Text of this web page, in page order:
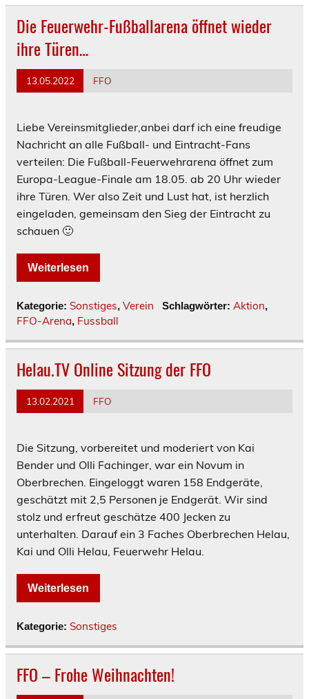
Die Feuerwehr-Fußballarena öffnet wieder
ihre Türen…
13.05.2022 FFO
Liebe Vereinsmitglieder,anbei darf ich eine freudige
Nachricht an alle Fußball- und Eintracht-Fans
verteilen: Die Fußball-Feuerwehrarena öffnet zum
Europa-League-Finale am 18.05. ab 20 Uhr wieder
ihre Türen. Wer also Zeit und Lust hat, ist herzlich
eingeladen, gemeinsam den Sieg der Eintracht zu
schauen 🙂
Weiterlesen
Kategorie: Sonstiges, Verein Schlagwörter: Aktion,
FFO-Arena, Fussball
Helau.TV Online Sitzung der FFO
13.02.2021 FFO
Die Sitzung, vorbereitet und moderiert von Kai
Bender und Olli Fachinger, war ein Novum in
Oberbrechen. Eingeloggt waren 158 Endgeräte,
geschätzt mit 2,5 Personen je Endgerät. Wir sind
stolz und erfreut geschätze 400 Jecken zu
unterhalten. Darauf ein 3 Faches Oberbrechen Helau,
Kai und Olli Helau, Feuerwehr Helau.
Weiterlesen
Kategorie: Sonstiges
FFO – Frohe Weihnachten!